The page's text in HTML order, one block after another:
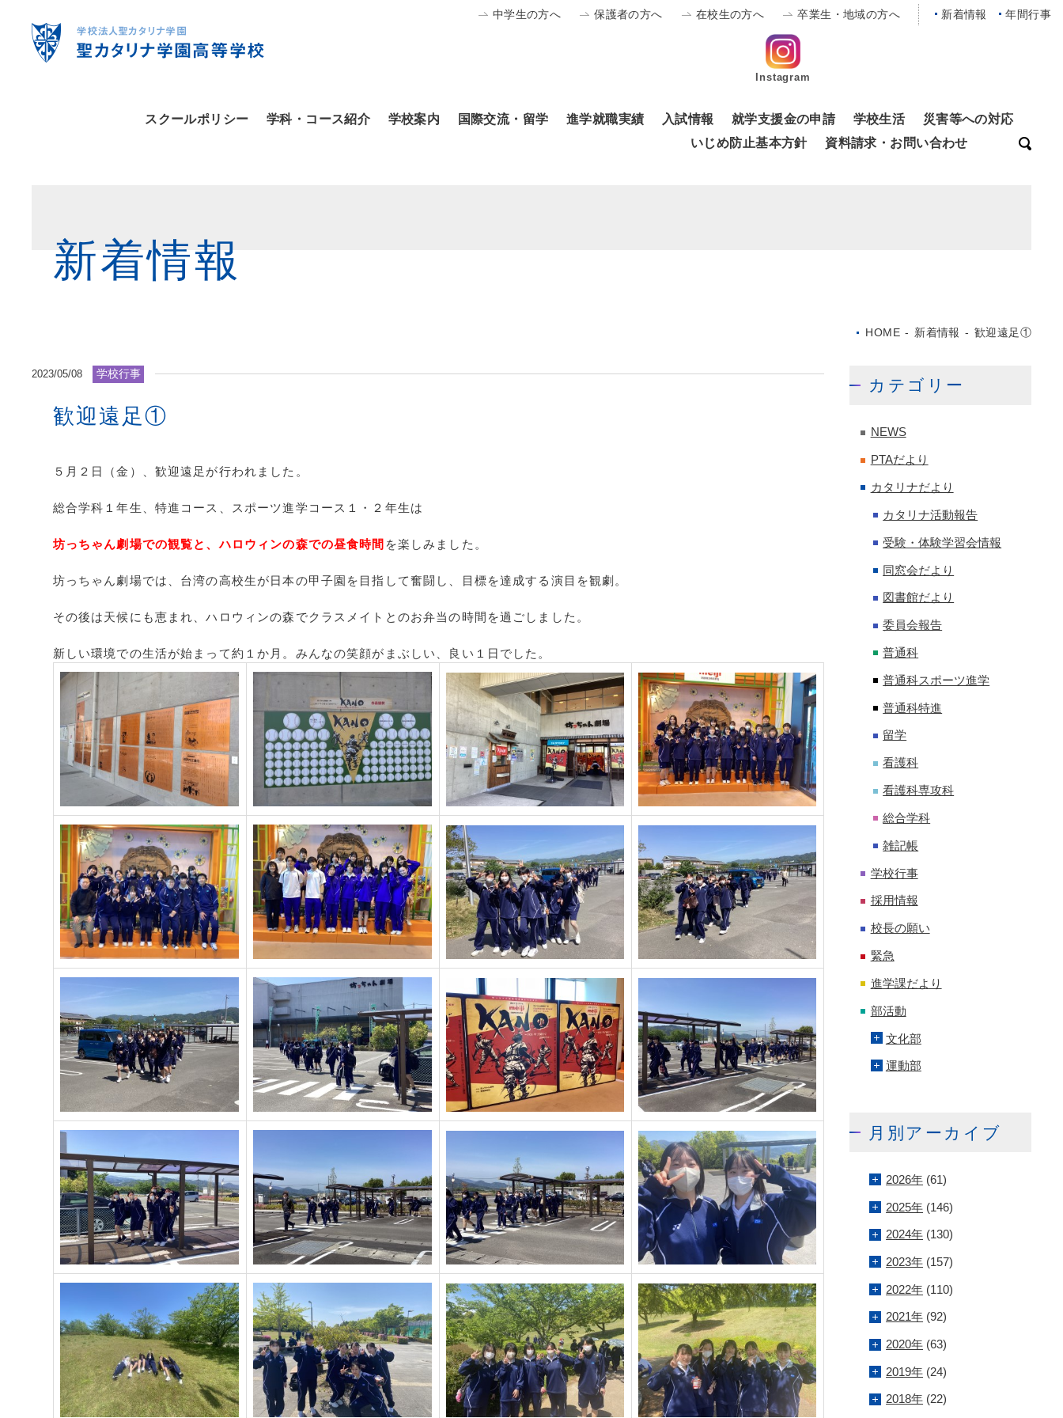
中学生の方へ 保護者の方へ 在校生の方へ 卒業生・地域の方へ 新着情報 年間行事
Instagram
スクールポリシー 学科・コース紹介 学校案内 国際交流・留学 進学就職実績 入試情報 就学支援金の申請 学校生活
災害等への対応
いじめ防止基本方針
資料請求・お問い合わせ
新着情報
HOME - 新着情報 - 歓迎遠足①
2023/05/08 学校行事
歓迎遠足①
５月２日（金）、歓迎遠足が行われました。
総合学科１年生、特進コース、スポーツ進学コース１・２年生は
坊っちゃん劇場での観覧と、ハロウィンの森での昼食時間 を楽しみました。
坊っちゃん劇場では、台湾の高校生が日本の甲子園を目指して奮闘し、目標を達成する演目を観劇。
その後は天候にも恵まれ、ハロウィンの森でクラスメイトとのお弁当の時間を過ごしました。
新しい環境での生活が始まって約１か月。みんなの笑顔がまぶしい、良い１日でした。
カテゴリー
NEWS
PTAだより
カタリナだより
カタリナ活動報告
受験・体験学習会情報
同窓会だより
図書館だより
委員会報告
普通科
普通科スポーツ進学
普通科特進
留学
看護科
看護科専攻科
総合学科
雑記帳
学校行事
採用情報
校長の願い
緊急
進学課だより
部活動
文化部
運動部
月別アーカイブ
2026年 (61)
2025年 (146)
2024年 (130)
2023年 (157)
2022年 (110)
2021年 (92)
2020年 (63)
2019年 (24)
2018年 (22)